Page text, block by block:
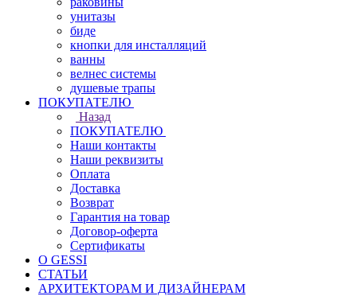
унитазы
биде
кнопки для инсталляций
ванны
велнес системы
душевые трапы
ПОКУПАТЕЛЮ
Назад
ПОКУПАТЕЛЮ
Наши контакты
Наши реквизиты
Оплата
Доставка
Возврат
Гарантия на товар
Договор-оферта
Сертификаты
О GESSI
СТАТЬИ
АРХИТЕКТОРАМ И ДИЗАЙНЕРАМ